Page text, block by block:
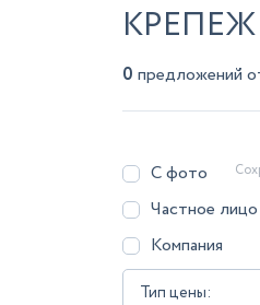
0 предложений
С фото
Частное лицо
Компания
Тип цены: